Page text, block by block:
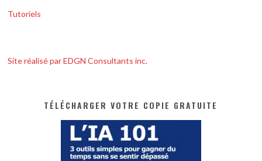
Tutoriels
Site réalisé par EDGN Consultants inc.
TÉLÉCHARGER VOTRE COPIE GRATUITE